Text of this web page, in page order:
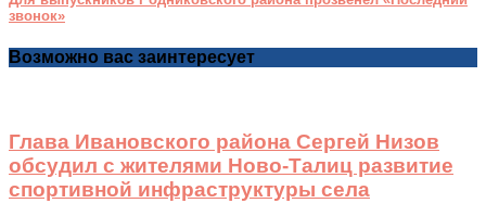
звонок»
Возможно вас заинтересует
Глава Ивановского района Сергей Низов
обсудил с жителями Ново-Талиц развитие
спортивной инфраструктуры села